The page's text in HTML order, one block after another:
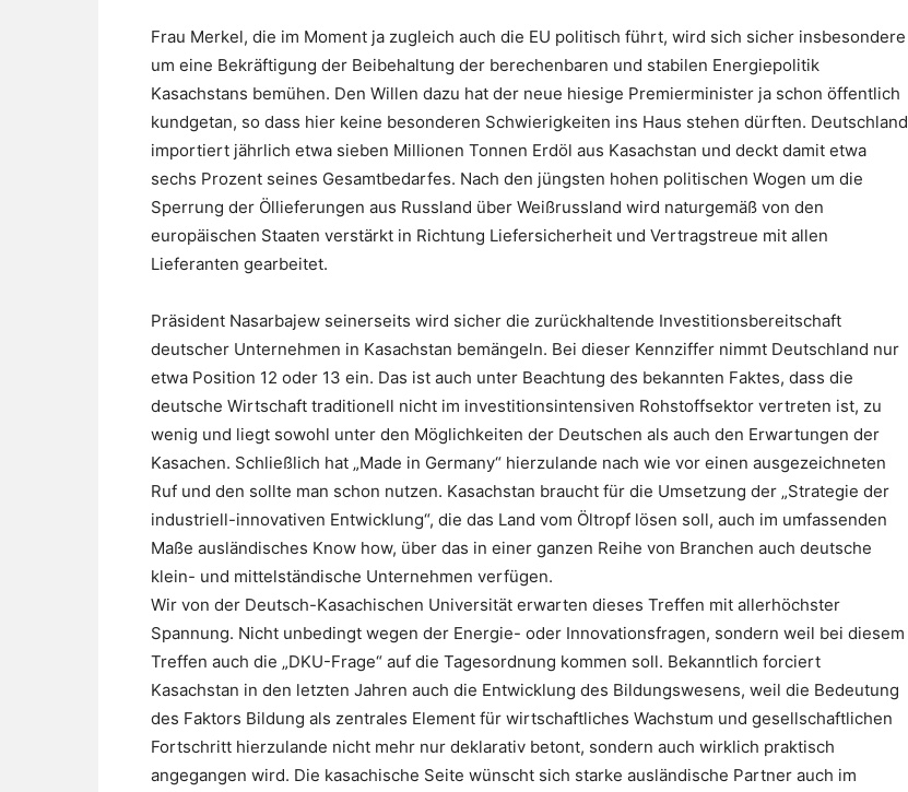
Frau Merkel, die im Moment ja zugleich auch die EU politisch führt, wird sich sicher insbesondere
um eine Bekräftigung der Beibehaltung der berechenbaren und stabilen Energiepolitik
Kasachstans bemühen. Den Willen dazu hat der neue hiesige Premierminister ja schon öffentlich
kundgetan, so dass hier keine besonderen Schwierigkeiten ins Haus stehen dürften. Deutschland
importiert jährlich etwa sieben Millionen Tonnen Erdöl aus Kasachstan und deckt damit etwa
sechs Prozent seines Gesamtbedarfes. Nach den jüngsten hohen politischen Wogen um die
Sperrung der Öllieferungen aus Russland über Weißrussland wird naturgemäß von den
europäischen Staaten verstärkt in Richtung Liefersicherheit und Vertragstreue mit allen
Lieferanten gearbeitet.
Präsident Nasarbajew seinerseits wird sicher die zurückhaltende Investitionsbereitschaft
deutscher Unternehmen in Kasachstan bemängeln. Bei dieser Kennziffer nimmt Deutschland nur
etwa Position 12 oder 13 ein. Das ist auch unter Beachtung des bekannten Faktes, dass die
deutsche Wirtschaft traditionell nicht im investitionsintensiven Rohstoffsektor vertreten ist, zu
wenig und liegt sowohl unter den Möglichkeiten der Deutschen als auch den Erwartungen der
Kasachen. Schließlich hat „Made in Germany“ hierzulande nach wie vor einen ausgezeichneten
Ruf und den sollte man schon nutzen. Kasachstan braucht für die Umsetzung der „Strategie der
industriell-innovativen Entwicklung“, die das Land vom Öltropf lösen soll, auch im umfassenden
Maße ausländisches Know how, über das in einer ganzen Reihe von Branchen auch deutsche
klein- und mittelständische Unternehmen verfügen.
Wir von der Deutsch-Kasachischen Universität erwarten dieses Treffen mit allerhöchster
Spannung. Nicht unbedingt wegen der Energie- oder Innovationsfragen, sondern weil bei diesem
Treffen auch die „DKU-Frage“ auf die Tagesordnung kommen soll. Bekanntlich forciert
Kasachstan in den letzten Jahren auch die Entwicklung des Bildungswesens, weil die Bedeutung
des Faktors Bildung als zentrales Element für wirtschaftliches Wachstum und gesellschaftlichen
Fortschritt hierzulande nicht mehr nur deklarativ betont, sondern auch wirklich praktisch
angegangen wird. Die kasachische Seite wünscht sich starke ausländische Partner auch im